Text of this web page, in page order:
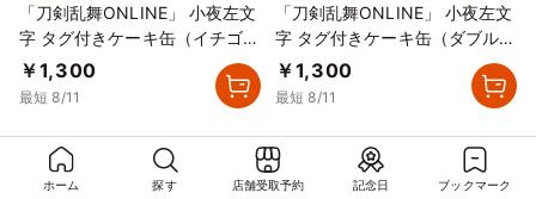
ホーム 探す 店舗受取予約 記念日 ブックマーク
「刀剣乱舞ONLINE」 小夜左文
字 タグ付きケーキ缶（イチゴカ
スタード）
￥1,300
最短 8/11
「刀剣乱舞ONLINE」 小夜左文
字 タグ付きケーキ缶（ダブルチ
ョコレート）
￥1,300
最短 8/11